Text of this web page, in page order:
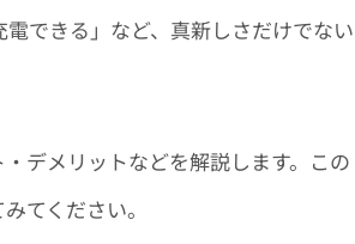
できる」など、真新しさだけでない
デメリットなどを解説します。この
てください。